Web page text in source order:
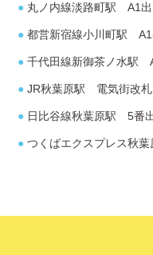
● 丸ノ内線淡路町駅 A1
● 都営新宿線小川町駅
● 千代田線新御茶ノ水駅
● JR秋葉原駅 電気街改
● 日比谷線秋葉原駅 5番
● つくばエクスプレス秋